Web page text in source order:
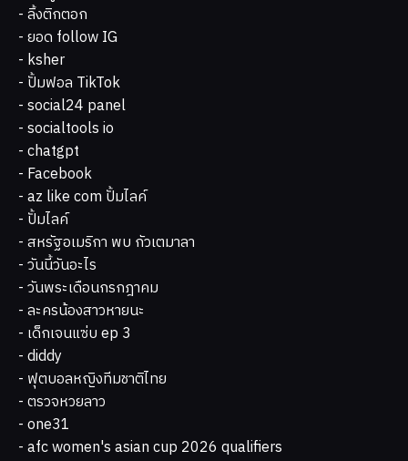
- ลิ้งติกตอก
- ยอด follow IG
- ksher
- ปั้มฟอล TikTok
- social24 panel
- socialtools io
- chatgpt
- Facebook
- az like com ปั้มไลค์
- ปั้มไลค์
- สหรัฐอเมริกา พบ กัวเตมาลา
- วันนี้วันอะไร
- วันพระเดือนกรกฎาคม
- ละครน้องสาวหายนะ
- เด็กเจนแซ่บ ep 3
- diddy
- ฟุตบอลหญิงทีมชาติไทย
- ตรวจหวยลาว
- one31
- afc women's asian cup 2026 qualifiers